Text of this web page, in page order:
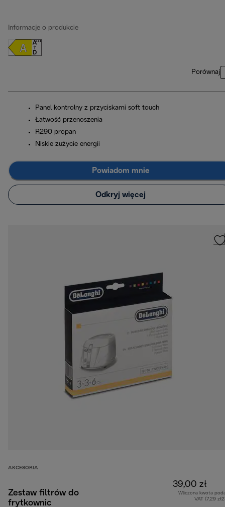
Informacje o produkcie
Porównaj
Panel kontrolny z przyciskami soft touch
Łatwość przenoszenia
R290 propan
Niskie zużycie energii
Powiadom mnie
Odkryj więcej
AKCESORIA
Zestaw filtrów do
frytkownic
39,00 zł
Wliczona kwota
VAT (7,29